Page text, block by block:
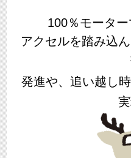
100％モータ
アクセルを踏み込
発進や、追い越し